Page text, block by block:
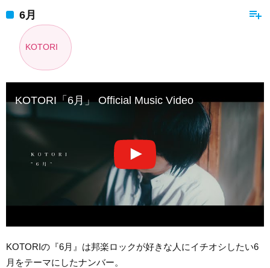
playlist_add
6月
KOTORI
KOTORI「6月」 Official Music Video
KOTORIの『6月』は邦楽ロックが好きな人にイチオシしたい6
月をテーマにしたナンバー。